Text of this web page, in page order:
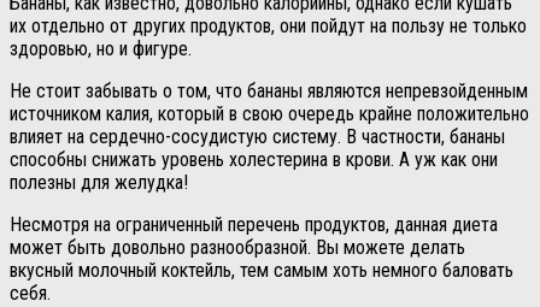
их отдельно от других продуктов, они пойдут на пользу не только
здоровью, но и фигуре.
Не стоит забывать о том, что бананы являются непревзойденным
источником калия, который в свою очередь крайне положительно
влияет на сердечно-сосудистую систему. В частности, бананы
способны снижать уровень холестерина в крови. А уж как они
полезны для желудка!
Несмотря на ограниченный перечень продуктов, данная диета
может быть довольно разнообразной. Вы можете делать
вкусный молочный коктейль, тем самым хоть немного баловать
себя.